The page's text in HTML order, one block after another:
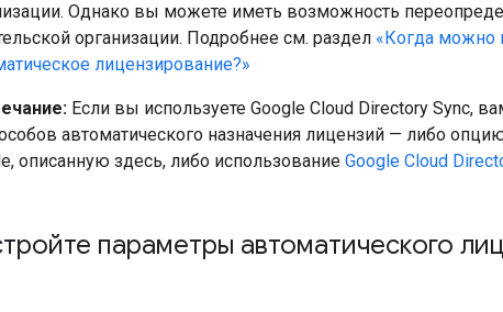
Однако вы можете иметь возможность
организации. Подробнее см. раздел «Когда можно
лицензирование?»
Если вы используете Google Cloud Directory Sync,
автоматического назначения лицензий — либо
описанную здесь, либо использование Google Cloud
параметры автоматического